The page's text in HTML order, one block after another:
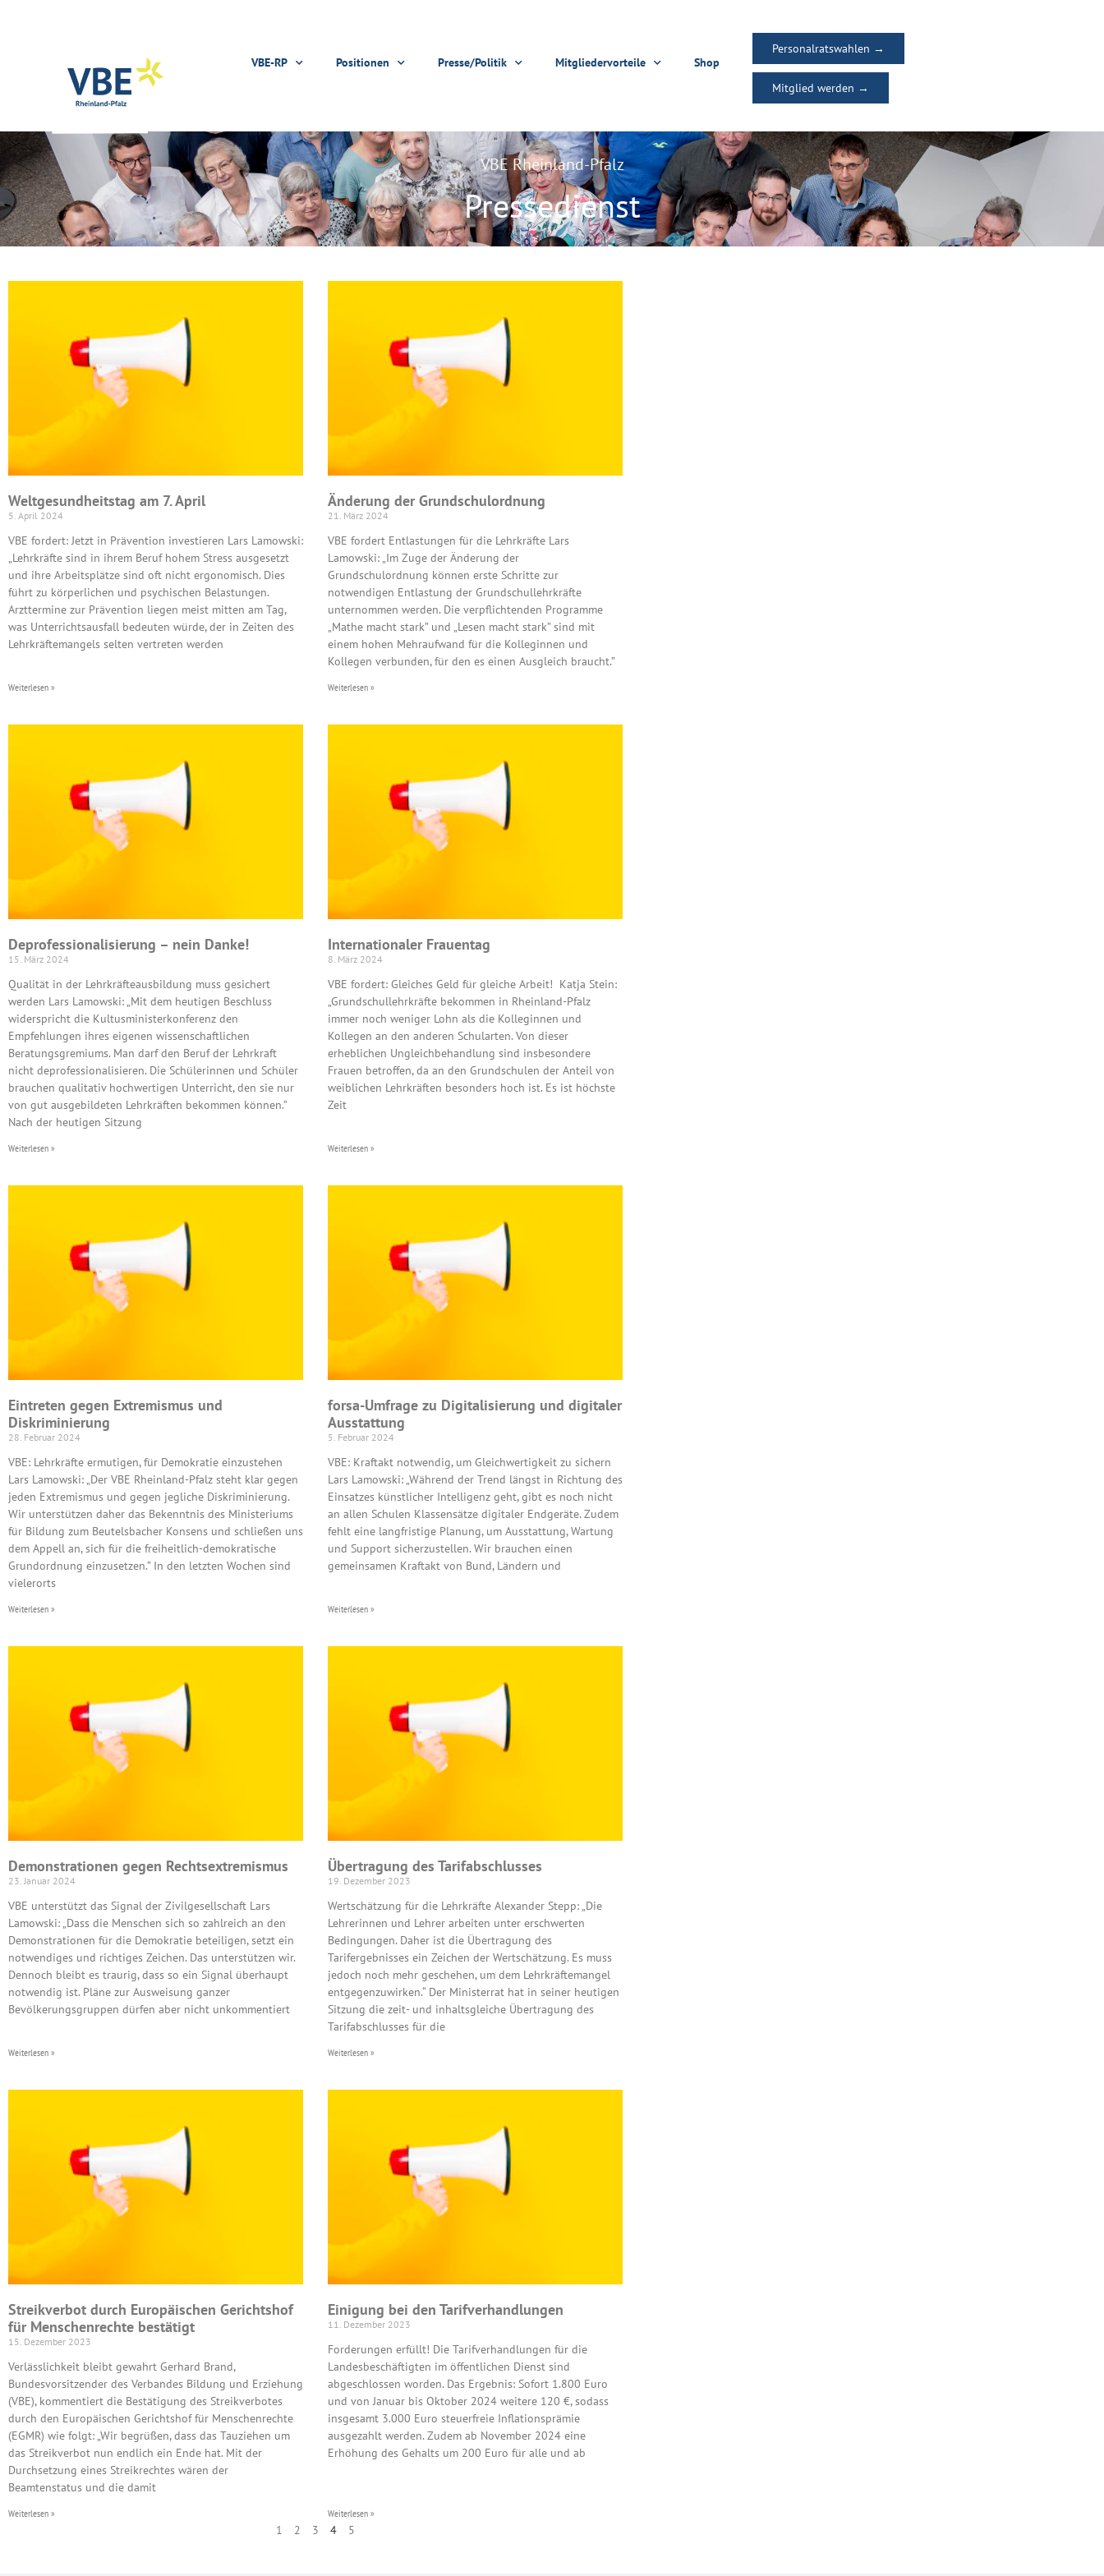
VBE-RP Positionen Presse/Politik Mitgliedervorteile Shop
Personalratswahlen →
Mitglied werden →
VBE Rheinland-Pfalz
Pressedienst
Weltgesundheitstag am 7. April
5. April 2024
VBE fordert: Jetzt in Prävention investieren Lars Lamowski:
„Lehrkräfte sind in ihrem Beruf hohem Stress ausgesetzt
und ihre Arbeitsplätze sind oft nicht ergonomisch. Dies
führt zu körperlichen und psychischen Belastungen.
Arzttermine zur Prävention liegen meist mitten am Tag,
was Unterrichtsausfall bedeuten würde, der in Zeiten des
Lehrkräftemangels selten vertreten werden
Weiterlesen »
Änderung der Grundschulordnung
21. März 2024
VBE fordert Entlastungen für die Lehrkräfte Lars
Lamowski: „Im Zuge der Änderung der
Grundschulordnung können erste Schritte zur
notwendigen Entlastung der Grundschullehrkräfte
unternommen werden. Die verpflichtenden Programme
„Mathe macht stark” und „Lesen macht stark” sind mit
einem hohen Mehraufwand für die Kolleginnen und
Kollegen verbunden, für den es einen Ausgleich braucht.”
Weiterlesen »
Deprofessionalisierung – nein Danke!
15. März 2024
Qualität in der Lehrkräfteausbildung muss gesichert
werden Lars Lamowski: „Mit dem heutigen Beschluss
widerspricht die Kultusministerkonferenz den
Empfehlungen ihres eigenen wissenschaftlichen
Beratungsgremiums. Man darf den Beruf der Lehrkraft
nicht deprofessionalisieren. Die Schülerinnen und Schüler
brauchen qualitativ hochwertigen Unterricht, den sie nur
von gut ausgebildeten Lehrkräften bekommen können.”
Nach der heutigen Sitzung
Weiterlesen »
Internationaler Frauentag
8. März 2024
VBE fordert: Gleiches Geld für gleiche Arbeit! Katja Stein:
„Grundschullehrkräfte bekommen in Rheinland-Pfalz
immer noch weniger Lohn als die Kolleginnen und
Kollegen an den anderen Schularten. Von dieser
erheblichen Ungleichbehandlung sind insbesondere
Frauen betroffen, da an den Grundschulen der Anteil von
weiblichen Lehrkräften besonders hoch ist. Es ist höchste
Zeit
Weiterlesen »
Eintreten gegen Extremismus und
Diskriminierung
28. Februar 2024
VBE: Lehrkräfte ermutigen, für Demokratie einzustehen
Lars Lamowski: „Der VBE Rheinland-Pfalz steht klar gegen
jeden Extremismus und gegen jegliche Diskriminierung.
Wir unterstützen daher das Bekenntnis des Ministeriums
für Bildung zum Beutelsbacher Konsens und schließen uns
dem Appell an, sich für die freiheitlich-demokratische
Grundordnung einzusetzen.” In den letzten Wochen sind
vielerorts
Weiterlesen »
forsa-Umfrage zu Digitalisierung und digitaler
Ausstattung
5. Februar 2024
VBE: Kraftakt notwendig, um Gleichwertigkeit zu sichern
Lars Lamowski: „Während der Trend längst in Richtung des
Einsatzes künstlicher Intelligenz geht, gibt es noch nicht
an allen Schulen Klassensätze digitaler Endgeräte. Zudem
fehlt eine langfristige Planung, um Ausstattung, Wartung
und Support sicherzustellen. Wir brauchen einen
gemeinsamen Kraftakt von Bund, Ländern und
Weiterlesen »
Demonstrationen gegen Rechtsextremismus
23. Januar 2024
VBE unterstützt das Signal der Zivilgesellschaft Lars
Lamowski: „Dass die Menschen sich so zahlreich an den
Demonstrationen für die Demokratie beteiligen, setzt ein
notwendiges und richtiges Zeichen. Das unterstützen wir.
Dennoch bleibt es traurig, dass so ein Signal überhaupt
notwendig ist. Pläne zur Ausweisung ganzer
Bevölkerungsgruppen dürfen aber nicht unkommentiert
Weiterlesen »
Übertragung des Tarifabschlusses
19. Dezember 2023
Wertschätzung für die Lehrkräfte Alexander Stepp: „Die
Lehrerinnen und Lehrer arbeiten unter erschwerten
Bedingungen. Daher ist die Übertragung des
Tarifergebnisses ein Zeichen der Wertschätzung. Es muss
jedoch noch mehr geschehen, um dem Lehrkräftemangel
entgegenzuwirken.“ Der Ministerrat hat in seiner heutigen
Sitzung die zeit- und inhaltsgleiche Übertragung des
Tarifabschlusses für die
Weiterlesen »
Streikverbot durch Europäischen Gerichtshof
für Menschenrechte bestätigt
15. Dezember 2023
Verlässlichkeit bleibt gewahrt Gerhard Brand,
Bundesvorsitzender des Verbandes Bildung und Erziehung
(VBE), kommentiert die Bestätigung des Streikverbotes
durch den Europäischen Gerichtshof für Menschenrechte
(EGMR) wie folgt: „Wir begrüßen, dass das Tauziehen um
das Streikverbot nun endlich ein Ende hat. Mit der
Durchsetzung eines Streikrechtes wären der
Beamtenstatus und die damit
Weiterlesen »
Einigung bei den Tarifverhandlungen
11. Dezember 2023
Forderungen erfüllt! Die Tarifverhandlungen für die
Landesbeschäftigten im öffentlichen Dienst sind
abgeschlossen worden. Das Ergebnis: Sofort 1.800 Euro
und von Januar bis Oktober 2024 weitere 120 €, sodass
insgesamt 3.000 Euro steuerfreie Inflationsprämie
ausgezahlt werden. Zudem ab November 2024 eine
Erhöhung des Gehalts um 200 Euro für alle und ab
Weiterlesen »
1 2 3 4 5